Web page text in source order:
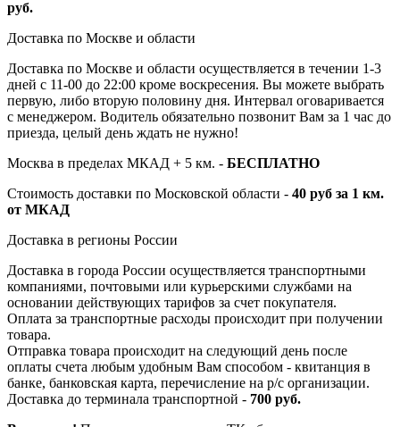
руб.
Доставка по Москве и области
Доставка по Москве и области осуществляется в течении 1-3
дней с 11-00 до 22:00 кроме воскресения. Вы можете выбрать
первую, либо вторую половину дня. Интервал оговаривается
с менеджером. Водитель обязательно позвонит Вам за 1 час до
приезда, целый день ждать не нужно!
Москва в пределах МКАД + 5 км. - БЕСПЛАТНО
Стоимость доставки по Московской области - 40 руб за 1 км.
от МКАД
Доставка в регионы России
Доставка в города России осуществляется транспортными
компаниями, почтовыми или курьерскими службами на
основании действующих тарифов за счет покупателя.
Оплата за транспортные расходы происходит при получении
товара.
Отправка товара происходит на следующий день после
оплаты счета любым удобным Вам способом - квитанция в
банке, банковская карта, перечисление на р/с организации.
Доставка до терминала транспортной - 700 руб.